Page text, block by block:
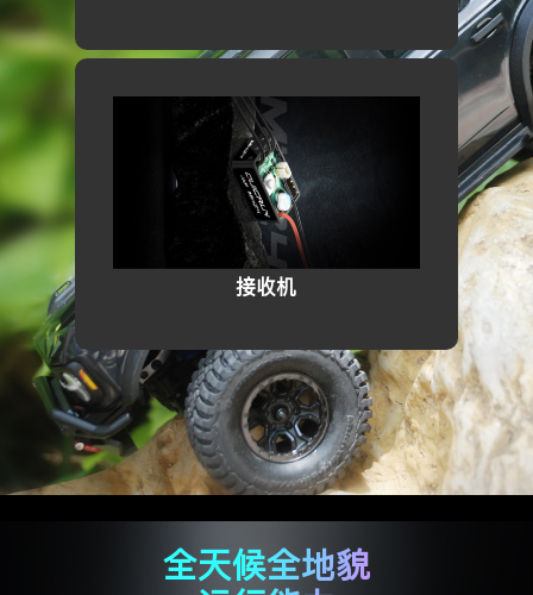
接收机
全天候全地貌